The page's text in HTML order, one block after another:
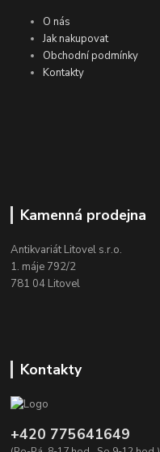
O nás
Jak nakupovat
Obchodní podmínky
Kontakty
Kamenná prodejna
Antikvariát Litovel s.r.o.
1. máje 792/2
781 04 Litovel
Kontakty
+420 775641649